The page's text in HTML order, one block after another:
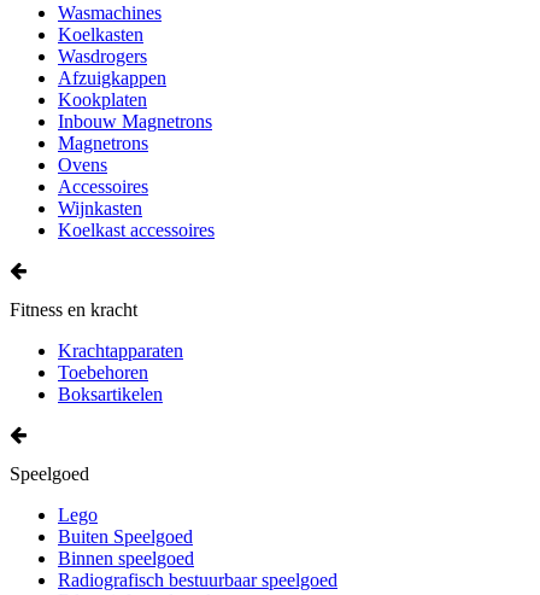
Wasmachines
Koelkasten
Wasdrogers
Afzuigkappen
Kookplaten
Inbouw Magnetrons
Magnetrons
Ovens
Accessoires
Wijnkasten
Koelkast accessoires
Fitness en kracht
Krachtapparaten
Toebehoren
Boksartikelen
Speelgoed
Lego
Buiten Speelgoed
Binnen speelgoed
Radiografisch bestuurbaar speelgoed